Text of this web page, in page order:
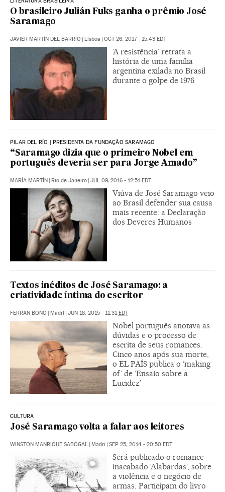
O brasileiro Julián Fuks ganha o prêmio José
Saramago
JAVIER MARTÍN DEL BARRIO | Lisboa | OCT 26, 2017 - 15:43 EDT
‘A resistência’ retrata a
história de uma família
argentina exilada no Brasil
durante o golpe de 1976
PILAR DEL RÍO | PRESIDENTA DA FUNDAÇÃO SARAMAGO
“Saramago dizia que o primeiro Nobel em
português deveria ser para Jorge Amado”
MARÍA MARTÍN | Rio de Janeiro | JUL 09, 2016 - 12:51EDT
Viúva de José Saramago veio
ao Brasil defender sua causa
mais recente: a Declaração
dos Deveres Humanos
Textos inéditos de José Saramago: a
criatividade íntima do escritor
FERRAN BONO | Madri | JUN 18, 2015 - 11:31EDT
Nobel português anotava as
dúvidas e o processo de
escrita de seus romances.
Cinco anos após sua morte,
o EL PAÍS publica o ‘making
of’ de ‘Ensaio sobre a
Lucidez’
CULTURA
José Saramago volta a falar aos leitores
WINSTON MANRIQUE SABOGAL | Madri | SEP 25, 2014 - 20:50 EDT
Será publicado o romance
inacabado ‘Alabardas’, sobre
a violência e o negócio de
armas. Participam do livro